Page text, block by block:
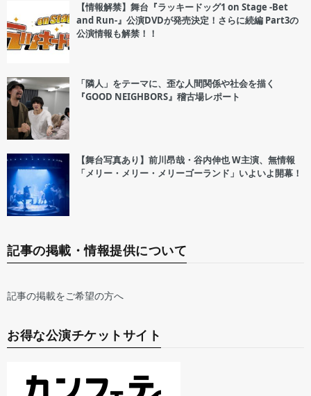
【情報解禁】舞台『ラッキードッグ1 on Stage -Bet
and Run-』公演DVDが発売決定！さらに続編 Part3の
公演情報も解禁！！
「隣人」をテーマに、歪な人間関係や社会を描く
『GOOD NEIGHBORS』稽古場レポート
【舞台写真あり】前川昂哉・谷内伸也 W主演、無情報
「メリー・メリー・メリーゴーランド」いよいよ開幕！
記事の掲載・情報提供について
記事の掲載をご希望の方へ
お得な公演チケットサイト